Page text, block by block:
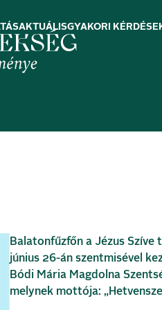
AKTUÁLISGYAKORI
Balatonfűzfőn a Jézus Szíve
június 26-án szentmisével
Bódi Mária Magdolna
melynek mottója: